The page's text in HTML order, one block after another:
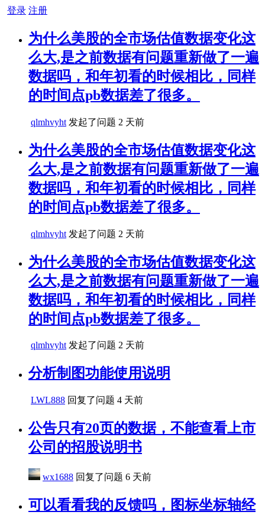
登录 注册
为什么美股的全市场估值数据变化这
么大,是之前数据有问题重新做了一遍
数据吗，和年初看的时候相比，同样
的时间点pb数据差了很多。
qlmhvyht 发起了问题 2 天前
为什么美股的全市场估值数据变化这
么大,是之前数据有问题重新做了一遍
数据吗，和年初看的时候相比，同样
的时间点pb数据差了很多。
qlmhvyht 发起了问题 2 天前
为什么美股的全市场估值数据变化这
么大,是之前数据有问题重新做了一遍
数据吗，和年初看的时候相比，同样
的时间点pb数据差了很多。
qlmhvyht发起了问题 2 天前
分析制图功能使用说明
LWL888 回复了问题 4 天前
公告只有20页的数据，不能查看上市
公司的招股说明书
wx1688 回复了问题 6 天前
可以看看我的反馈吗，图标坐标轴经